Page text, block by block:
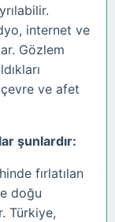
internet ve
Gözlem
ve afet
şunlardır:
fırlatılan
doğu
Türkiye,